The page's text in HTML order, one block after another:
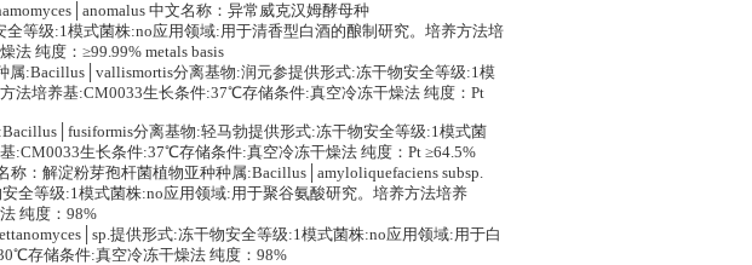
中文名称：异常威克汉姆酵母种
全等级:1模式菌株:no应用领域:用于清香型白酒的酿制研究。培养方法培
纯度：≥99.99% metals basis
:Bacillus│vallismortis分离基物:润元参提供形式:冻干物安全等级:1模
法培养基:CM0033生长条件:37℃存储条件:真空冷冻干燥法 纯度：Pt
分离基物:轻马勃提供形式:冻干物安全等级:1模式菌
:CM0033生长条件:37℃存储条件:真空冷冻干燥法 纯度：Pt ≥64.5%
称：解淀粉芽孢杆菌植物亚种种属:Bacillus│amyloliquefaciens subsp.
全等级:1模式菌株:no应用领域:用于聚谷氨酸研究。培养方法培养
纯度：98%
提供形式:冻干物安全等级:1模式菌株:no应用领域:用于白
存储条件:真空冷冻干燥法 纯度：98%